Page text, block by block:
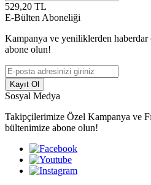
529,20 TL
E-Bülten Aboneliği
Kampanya ve yeniliklerden
abone olun!
Kayıt Ol
Sosyal Medya
Takipçilerimize Özel Kampanya ve
bültenimize abone olun!